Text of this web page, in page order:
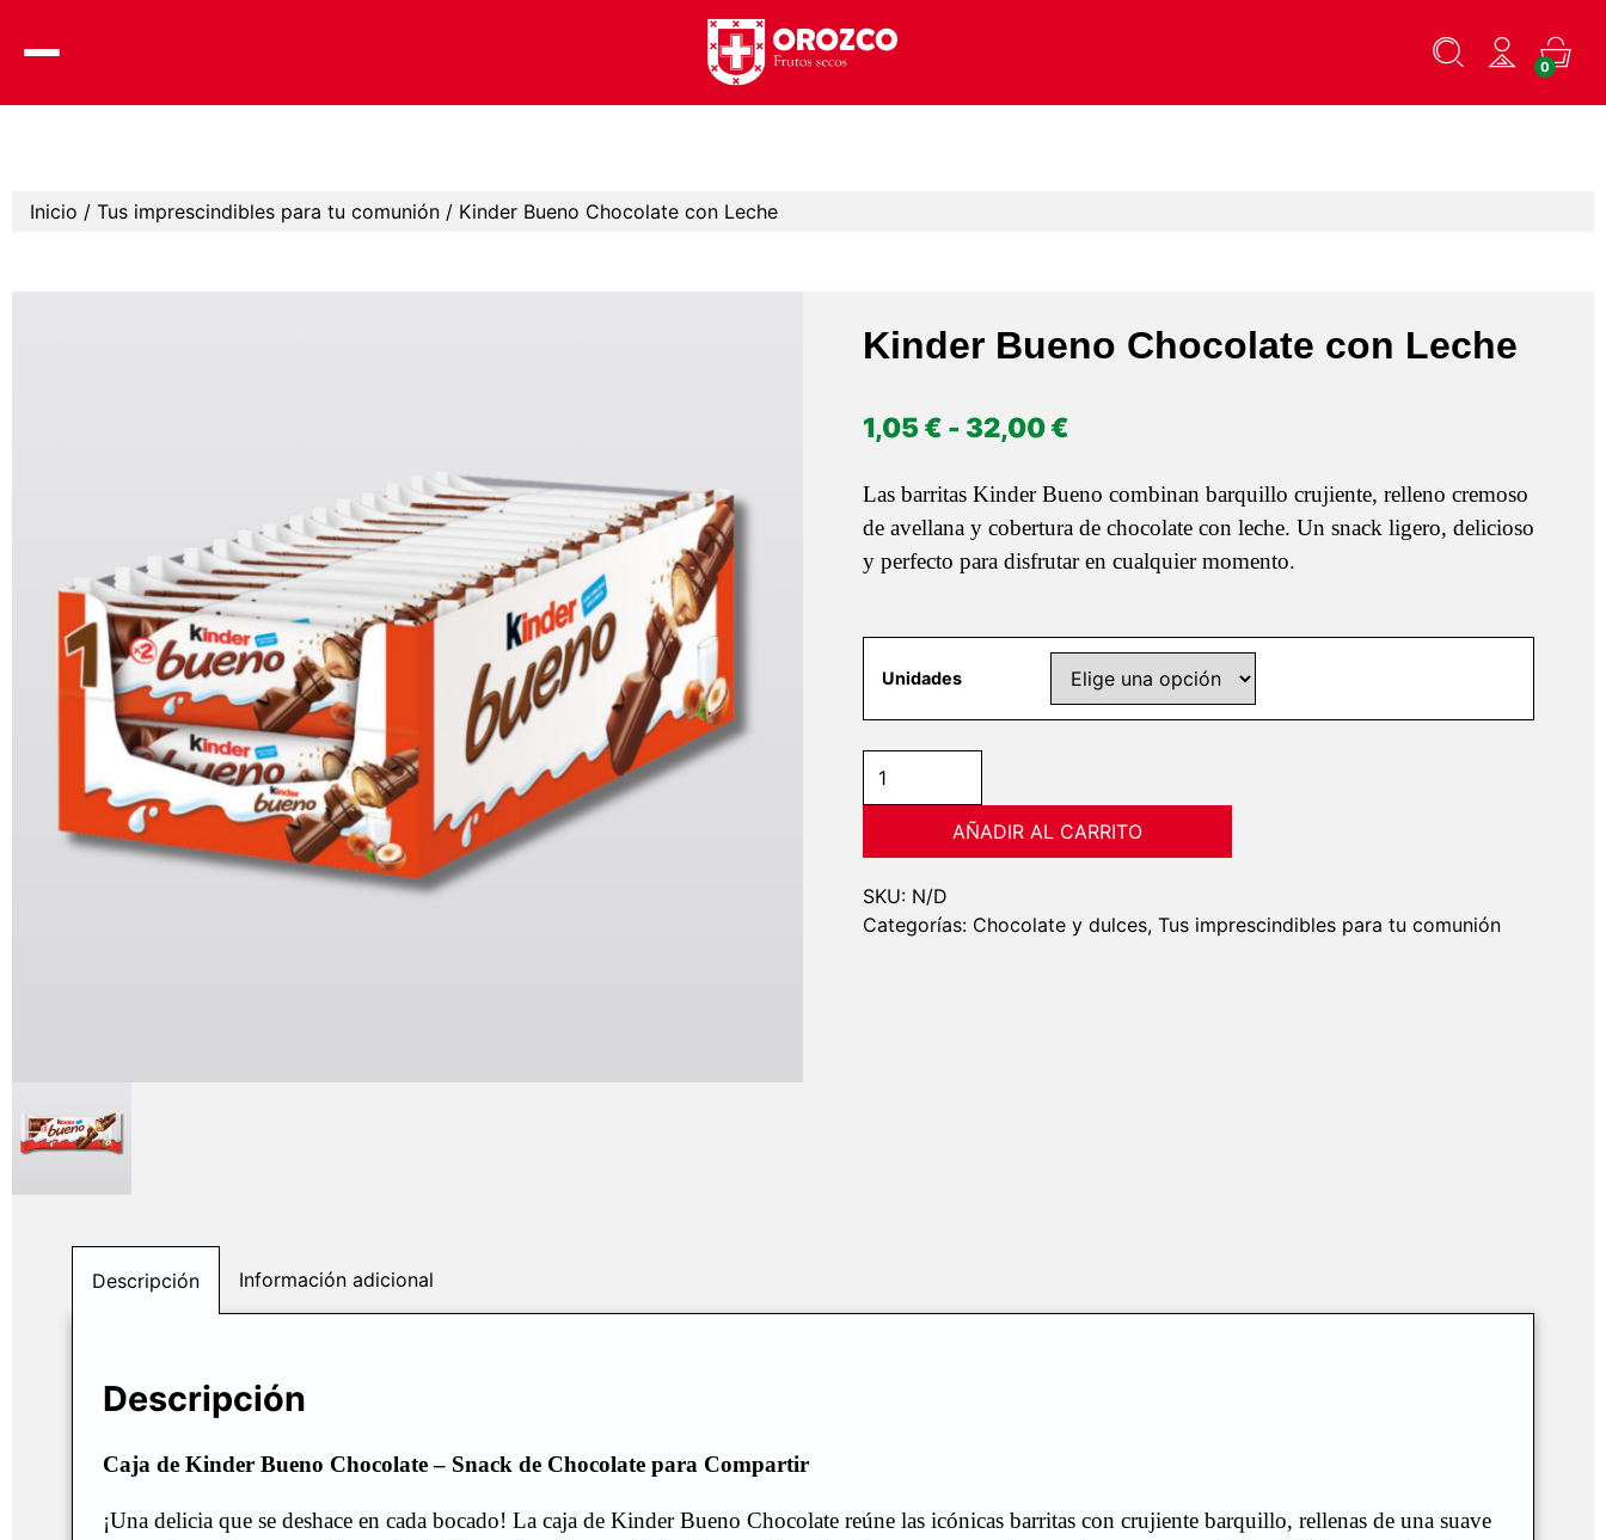
0
Inicio / Tus imprescindibles para tu comunión / Kinder Bueno Chocolate con Leche
Kinder Bueno Chocolate con Leche
1,05€ - 32,00€
precios:
desde
32,00 €
Las barritas Kinder Bueno combinan barquillo crujiente, relleno cremoso
de avellana y cobertura de chocolate con leche. Un snack ligero, delicioso
y perfecto para disfrutar en cualquier momento.
Unidades
Bueno
cantidad
AÑADIR AL CARRITO
SKU: N/D
Categorías: Chocolate y dulces, Tus imprescindibles para tu comunión
Descripción Información adicional
Descripción
Caja de Kinder Bueno Chocolate – Snack de Chocolate para Compartir
¡Una delicia que se deshace en cada bocado! La caja de Kinder Bueno Chocolate reúne las icónicas barritas con crujiente barquillo, rellenas de una suave